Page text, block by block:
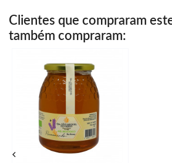
Clientes que compraram
também compraram:
